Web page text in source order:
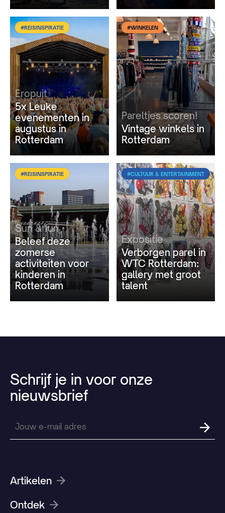
#REISINSPIRATIE
Eropuit
5x Leuke
evenementen in
augustus in
Rotterdam
#WINKELEN
Pareltjes scoren!
Vintage winkels in
Rotterdam
#REISINSPIRATIE
Sun & fun
Beleef deze
zomerse
activiteiten voor
kinderen in
Rotterdam
#CULTUUR & ENTERTAINMENT
Expositie
Verborgen parel in
WTC Rotterdam:
gallery met groot
talent
Schrijf je in voor onze
nieuwsbrief
Artikelen
Ontdek